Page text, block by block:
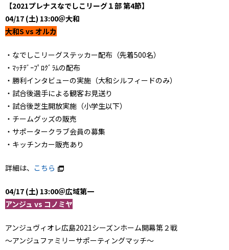
【2021プレナスなでしこリーグ１部 第4節】
04/17 (土) 13:00＠大和
大和S vs オルカ
・なでしこリーグステッカー配布（先着500名）
・ﾏｯﾁﾃﾞｰﾌﾟﾛｸﾞﾗﾑの配布
・勝利インタビューの実施（大和シルフィードのみ）
・試合後選手による観客お見送り
・試合後芝生開放実施（小学生以下）
・チームグッズの販売
・サポータークラブ会員の募集
・キッチンカー販売あり
詳細は、 こちら
04/17 (土) 13:00＠広域第一
アンジュ vs コノミヤ
アンジュヴィオレ広島2021シーズンホーム開幕第２戦
～アンジュファミリーサポーティングマッチ～